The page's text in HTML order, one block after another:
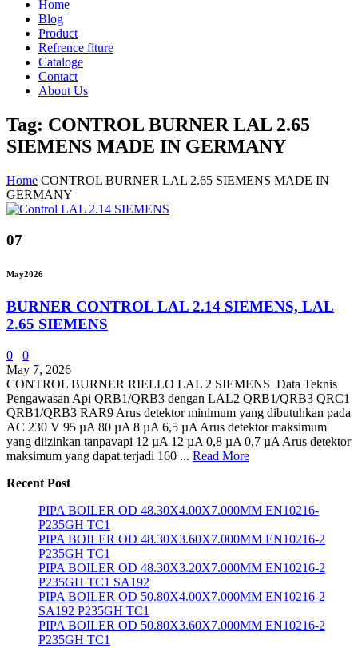
Home
Blog
Product
Refrence fiture
Cataloge
Contact
About Us
Tag: CONTROL BURNER LAL 2.65
SIEMENS MADE IN GERMANY
Home CONTROL BURNER LAL 2.65 SIEMENS MADE IN
GERMANY
07
May2026
BURNER CONTROL LAL 2.14 SIEMENS, LAL
2.65 SIEMENS
0
0
May 7, 2026
CONTROL BURNER RIELLO LAL 2 SIEMENS Data Teknis
Pengawasan Api QRB1/QRB3 dengan LAL2 QRB1/QRB3 QRC1
QRB1/QRB3 RAR9 Arus detektor minimum yang dibutuhkan pada
AC 230 V 95 µA 80 µA 8 µA 6,5 µA Arus detektor maksimum
yang diizinkan tanpavapi 12 µA 12 µA 0,8 µA 0,7 µA Arus detektor
maksimum yang dapat terjadi 160 ... Read More
Recent Post
PIPA BOILER OD 48.30X4.00X7.000MM EN10216-
P235GH TC1
PIPA BOILER OD 48.30X3.60X7.000MM EN10216-2
P235GH TC1
PIPA BOILER OD 48.30X3.20X7.000MM EN10216-2
P235GH TC1 SA192
PIPA BOILER OD 50.80X4.00X7.000MM EN10216-2
SA192 P235GH TC1
PIPA BOILER OD 50.80X3.60X7.000MM EN10216-2
P235GH TC1